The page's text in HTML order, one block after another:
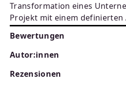
Transformation eines
Projekt mit einem definierten
Bewertungen
Autor:innen
Rezensionen